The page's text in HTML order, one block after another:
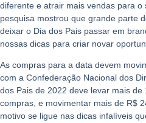
diferente e atrair mais vendas para o
pesquisa mostrou que grande parte
deixar o Dia dos Pais passar em
nossas dicas para criar novar
As compras para a data devem
com a Confederação Nacional dos
dos Pais de 2022 deve levar mais
compras, e movimentar mais de R$
motivo se ligue nas dicas infalíveis